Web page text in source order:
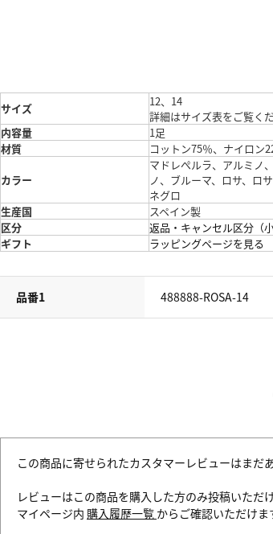
サイズ
12、14
詳細はサイズ表をご覧くだ
内容量
1足
材質
コットン75％、ナイロン
カラー
マドレぺルラ、アルミノ
ノ、ブルーマ、ロサ、ロ
ネグロ
生産国
スペイン製
区分
返品・キャンセル区分（小
ギフト
ラッピングページを見る
品番1 488888-ROSA-14
この商品に寄せられたカスタマーレビューはまだ
レビューはこの商品を購入した方のみ投稿いただ
マイページ内 購入履歴一覧 からご確認いただけま